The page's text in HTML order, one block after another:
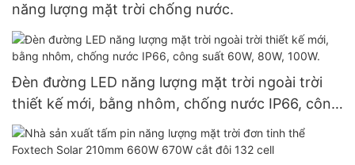
năng lượng mặt trời chống nước.
Đèn đường LED năng lượng mặt trời ngoài trời
thiết kế mới, bằng nhôm, chống nước IP66, công
suất 60W, 80W, 100W.